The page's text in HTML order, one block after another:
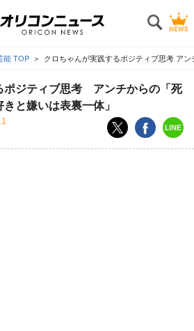
能 TOP クロちゃんが実践するポジティブ思考 ア
ポジティブ思考 アンチからの「死
と嫌いは表裏一体」